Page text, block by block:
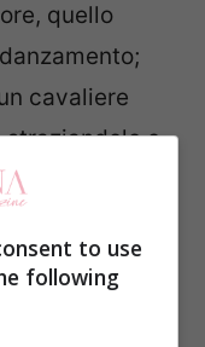
quello
cavaliere
e
il suo
finire ai
Giorgio
è in
to use
following